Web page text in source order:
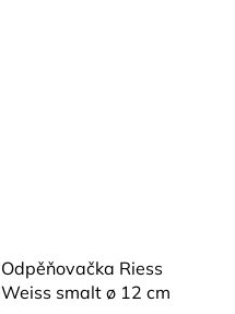
Odpěňovačka Riess
Weiss smalt ø 12 cm